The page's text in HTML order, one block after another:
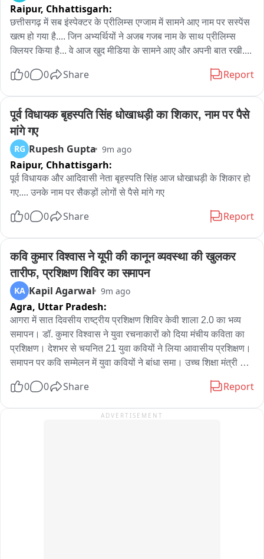
Raipur, Chhattisgarh:
छत्तीसगढ़ में सब इंस्पेक्टर के प्रीलिम्स एग्जाम में सामने आए नाम पर सस्पेंस
खत्म हो गया है.... जिन अभ्यर्थियों ने अजब गजब नाम के साथ प्रीलिम्स
क्लियर किया है... वे आज खुद मीडिया के सामने आए और अपनी बात रखी....
0 0 Share Report
पूर्व विधायक बृहस्पति सिंह धोखाधड़ी का शिकार, नाम पर पैसे
मांगे गए
RG Rupesh Gupta 9m ago
Raipur, Chhattisgarh:
पूर्व विधायक और आदिवासी नेता बृहस्पति सिंह आज धोखाधड़ी के शिकार हो
गए.... उनके नाम पर सैकड़ों लोगों से पैसे मांगे गए
0 0 Share Report
कवि कुमार विश्वास ने यूपी की कानून व्यवस्था की खुलकर
तारीफ, प्रशिक्षण शिविर का समापन
KA Kapil Agarwal 9m ago
Agra, Uttar Pradesh:
आगरा में सात दिवसीय राष्ट्रीय प्रशिक्षण शिविर केवी शाला 2.0 का भव्य
समापन। डॉ. कुमार विश्वास ने युवा रचनाकारों को दिया मंचीय कविता का
प्रशिक्षण। देशभर से चयनित 21 युवा कवियों ने लिया आवासीय प्रशिक्षण।
समापन पर कवि सम्मेलन में युवा कवियों ने बांधा समा। उच्च शिक्षा मंत्री
कानून व्यवस्था की खुलकर सराहना की। बोले- अपराधियों में कानून का डर,
सरकार अच्छा करेगी तो तारीफ, गलत करेगी तो खुलकर विरोध करेंगे।
0 0 Share Report
ADVERTISEMENT